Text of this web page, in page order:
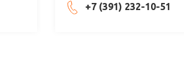
+7 (391) 232-10-51